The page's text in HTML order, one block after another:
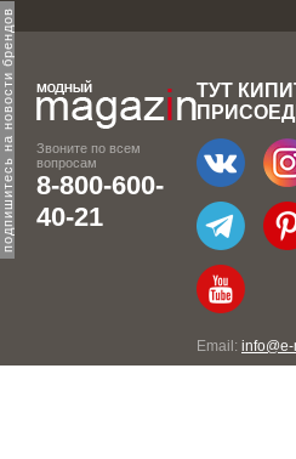
подпишитесь на новости брендов
Звоните по всем
вопросам
8-800-600-
40-21
ТУТ
Email: info@e-